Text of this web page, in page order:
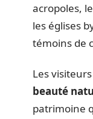
acropoles,
les églises
témoins de
Les
beauté
patrimoine